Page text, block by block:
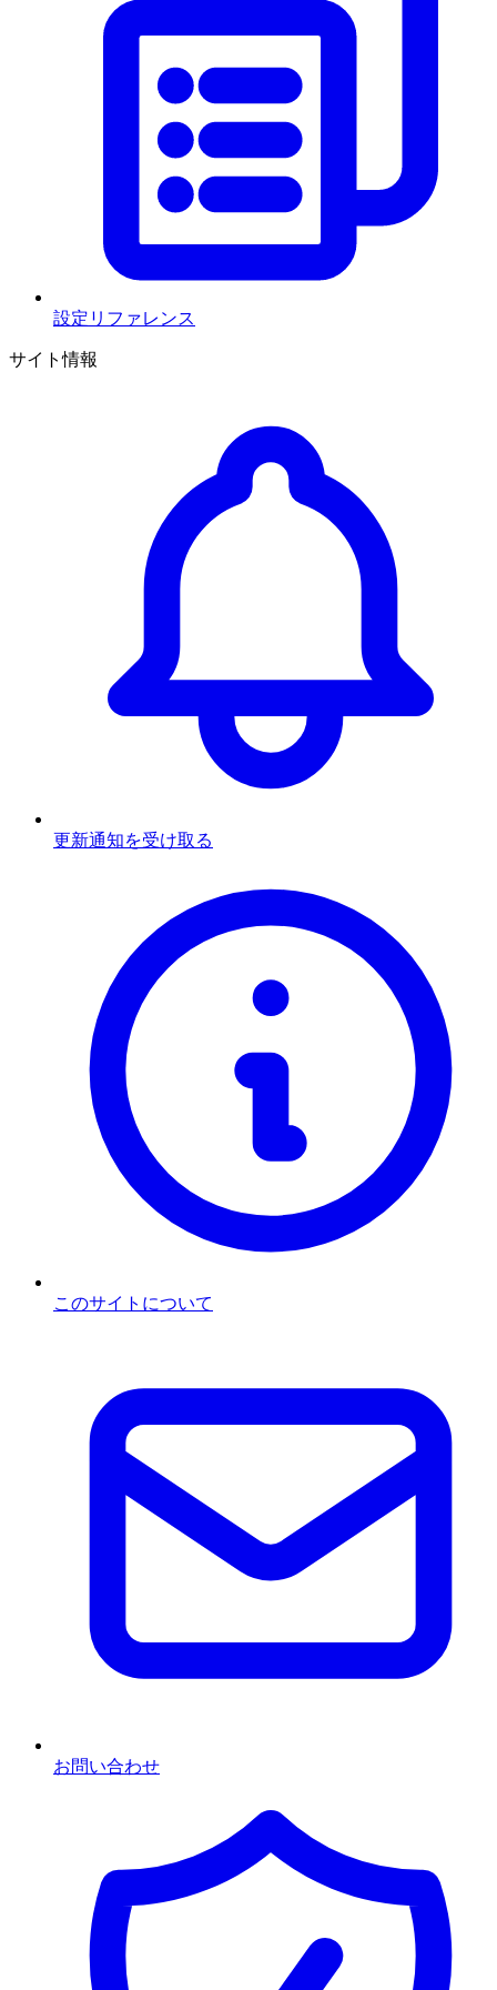
設定リファレンス
サイト情報
更新通知を受け取る
このサイトについて
お問い合わせ